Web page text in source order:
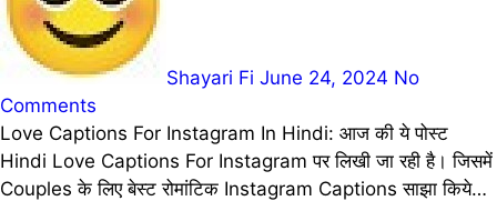
Shayari Fi June 24, 2024 No
Comments
Love Captions For Instagram In Hindi: आज की ये पोस्ट
Hindi Love Captions For Instagram पर लिखी जा रही है। जिसमें
Couples के लिए बेस्ट रोमांटिक Instagram Captions साझा किये…